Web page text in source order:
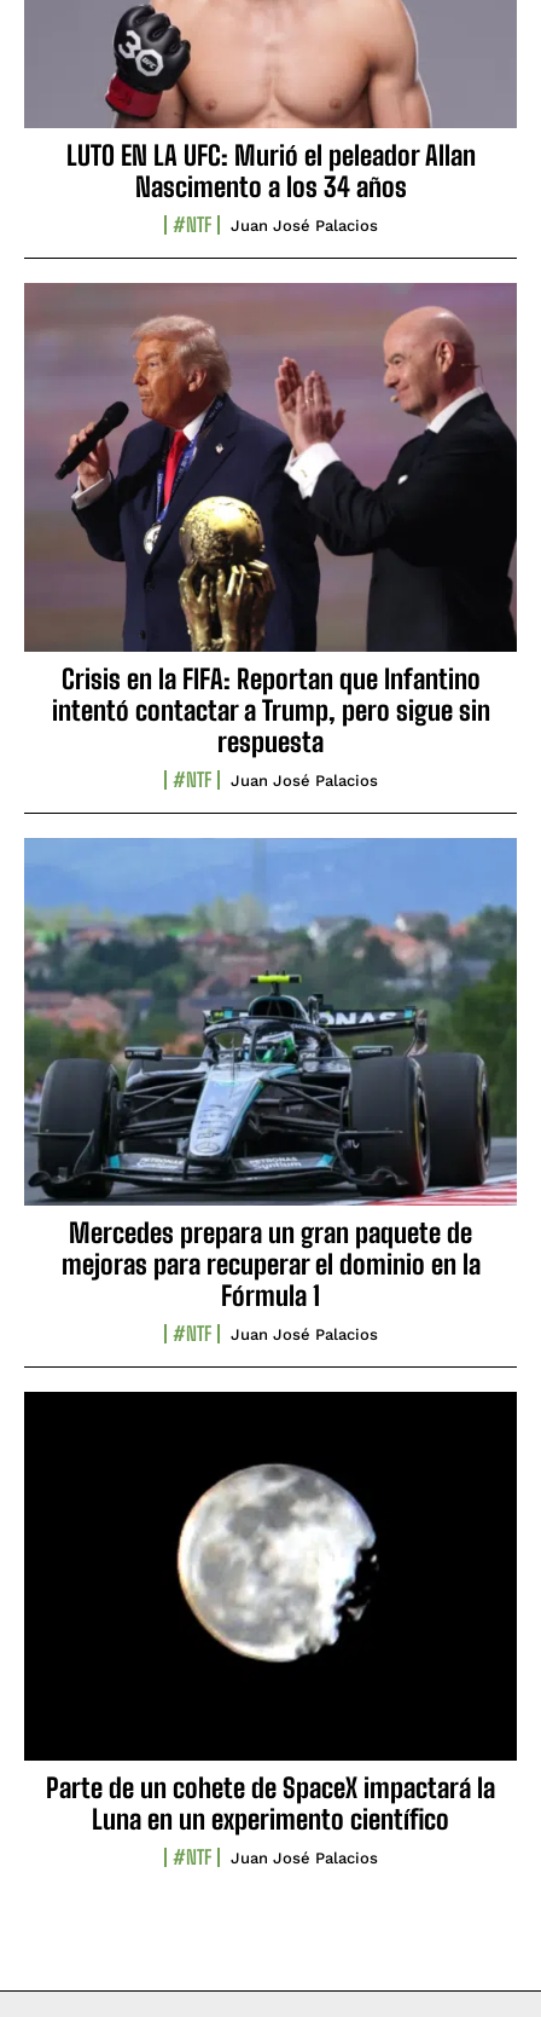
LUTO EN LA UFC: Murió el peleador Allan
Nascimento a los 34 años
#NTF Juan José Palacios
Crisis en la FIFA: Reportan que Infantino
intentó contactar a Trump, pero sigue sin
respuesta
#NTF Juan José Palacios
Mercedes prepara un gran paquete de
mejoras para recuperar el dominio en la
Fórmula 1
#NTF Juan José Palacios
Parte de un cohete de SpaceX impactará la
Luna en un experimento científico
#NTF Juan José Palacios